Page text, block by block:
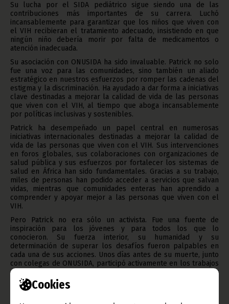
Cookies
Su lucha por el SIDA pediátrico sigue siendo una de las
contribuciones más importantes de su carrera. Luchó
incansablemente para garantizar que los niños que viven con
el VIH recibieran el tratamiento adecuado, insistiendo en que
ningún niño debería morir por falta de medicamentos o
atención inadecuada.
Su asociación con ONUSIDA ha sido invaluable. Patrick no solo
fue una voz para las comunidades, sino también un aliado
estratégico en nuestros esfuerzos por romper las cadenas del
estigma y la discriminación. Ha ayudado a dar forma a iniciativas
clave destinadas a mejorar la calidad de vida de las personas
que viven con el VIH, al tiempo que aboga incansablemente
por políticas inclusivas y sostenibles.
Patrick ha desempeñado un papel central en numerosas
iniciativas internacionales destinadas a mejorar la calidad de
vida de las personas que viven con el VIH. Sus intervenciones
en foros globales, sus colaboraciones con organizaciones de
salud pública y sus esfuerzos por fortalecer los sistemas de
salud en África han sido fundamentales. Gracias a su trabajo,
miles de personas han podido acceder a servicios que salvan
vidas, mientras que comunidades enteras han aprendido a
comprender y apoyar mejor a las personas que viven con el
VIH.
Pero Patrick no era sólo un activista. Fue una fuente de
inspiración para los jóvenes y para todos los que lo
conocieron. Su fuerza interior, su humanidad y su
determinación de superar los desafíos fueron palpables en
cada una de sus acciones. Unos días antes de su muerte, junto
con colegas de ONUSIDA, participó activamente en los trabajos
de preparación de la Conferencia Internacional sobre el SIDA y
las ITS en África (ICASA) en Ghana, para garantizar que las
voces de los jóvenes fueran escuchadas. Mientras lamentamos